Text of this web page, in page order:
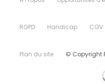
RGPD Handicap CGV
Plan du site © Copyright